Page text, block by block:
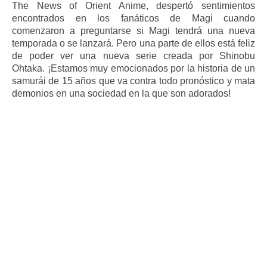
The News of Orient Anime, despertó sentimientos
encontrados en los fanáticos de Magi cuando
comenzaron a preguntarse si Magi tendrá una nueva
temporada o se lanzará. Pero una parte de ellos está feliz
de poder ver una nueva serie creada por Shinobu
Ohtaka. ¡Estamos muy emocionados por la historia de un
samurái de 15 años que va contra todo pronóstico y mata
demonios en una sociedad en la que son adorados!